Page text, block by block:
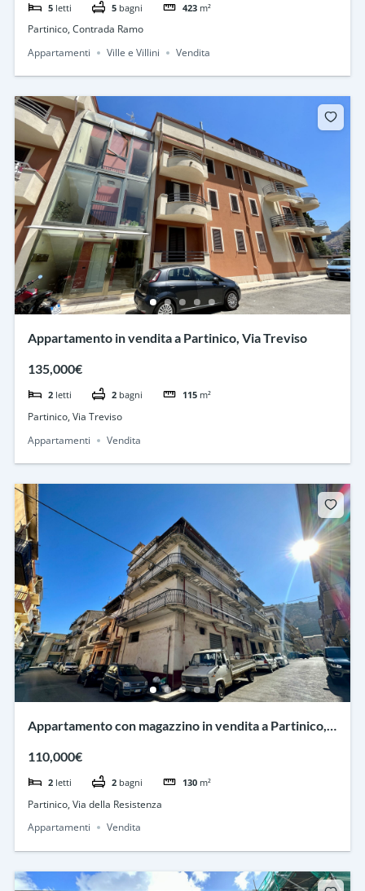
5 letti 5 bagni 423 m²
Partinico, Contrada Ramo
Appartamenti
Ville e Villini Vendita
Appartamento in vendita a Partinico, Via Treviso
135,000€
2 letti 2 bagni 115 m²
Partinico, Via Treviso
Appartamenti
Vendita
Appartamento con magazzino in vendita a Partinico,
110,000€
2 letti 2 bagni 130 m²
Partinico, Via della Resistenza
Appartamenti
Vendita